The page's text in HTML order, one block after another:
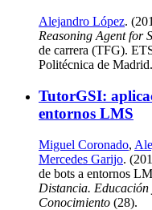
Alejandro López.
Reasoning Agent for
de carrera (TFG).
Politécnica de Madrid.
TutorGSI:
entornos LMS
Miguel Coronado,
Mercedes Garijo.
de bots a entornos
Distancia. Educación
Conocimiento (28).